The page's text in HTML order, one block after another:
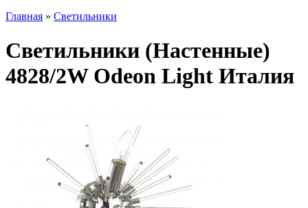
Главная » Светильники
Светильники (Настенные)
4828/2W Odeon Light Италия